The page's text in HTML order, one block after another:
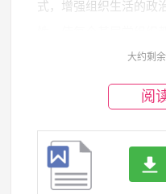
式，增强组织生活的政
业务“两张皮”现象，找
要坚持以党建为引领，
势转化为维护安全稳定
大约剩
阅